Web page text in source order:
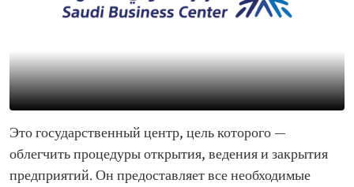
Это государственный центр, цель которого —
облегчить процедуры открытия, ведения и закрытия
предприятий. Он предоставляет все необходимые